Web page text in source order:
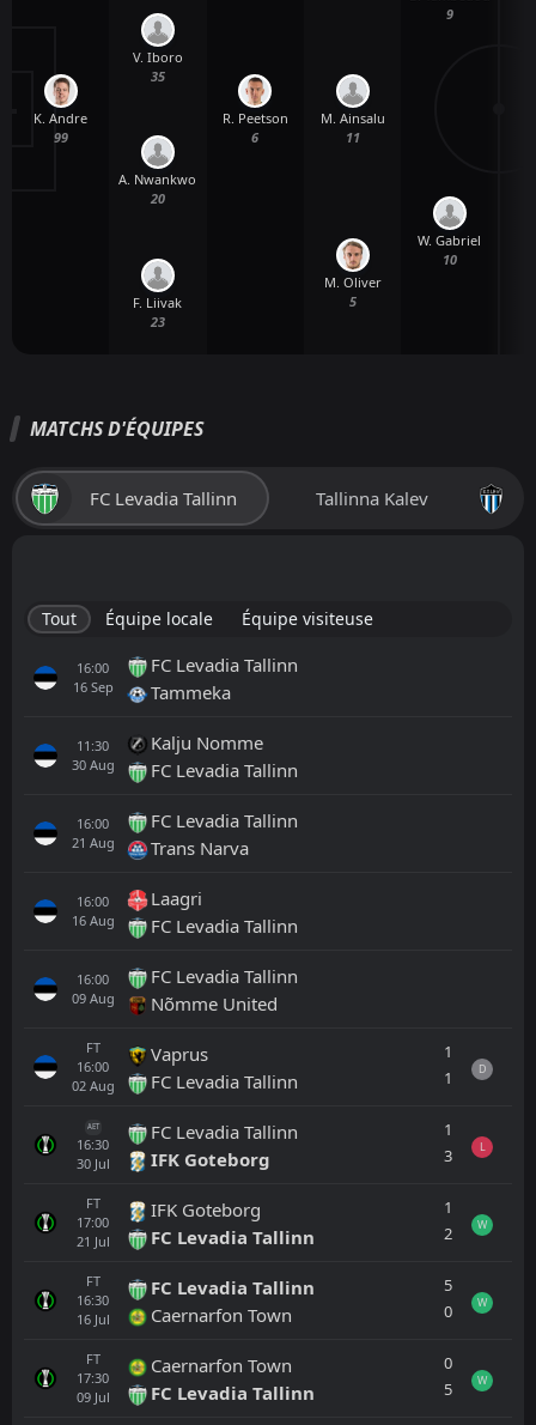
K. Andre
99
F. Liivak
23
A. Nwankwo
20
V. Iboro
35
R. Peetson
6
M. Oliver
5
M. Ainsalu
11
W. Gabriel
10
9
MATCHS D'ÉQUIPES
FC Levadia Tallinn Tallinna Kalev
Tout Équipe locale Équipe visiteuse
16:00
16 Sep
FC Levadia Tallinn
Tammeka
11:30
30 Aug
Kalju Nomme
FC Levadia Tallinn
16:00
21 Aug
FC Levadia Tallinn
Trans Narva
16:00
16 Aug
Laagri
FC Levadia Tallinn
16:00
09 Aug
FC Levadia Tallinn
Nõmme United
FT
16:00
02 Aug
Vaprus
FC Levadia Tallinn
1
1
D
AET
16:30
30 Jul
FC Levadia Tallinn
IFK Goteborg
1
3
L
FT
17:00
21 Jul
IFK Goteborg
FC Levadia Tallinn
1
2
W
FT
16:30
16 Jul
FC Levadia Tallinn
Caernarfon Town
5
0
W
FT
17:30
09 Jul
Caernarfon Town
FC Levadia Tallinn
0
5
W